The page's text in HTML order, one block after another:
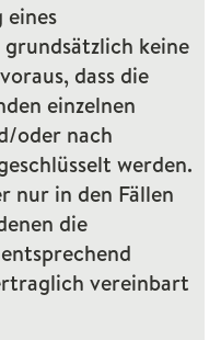
eines
keine
dass die
einzelnen
oder nach
werden.
nur in den Fällen
die
vereinbart